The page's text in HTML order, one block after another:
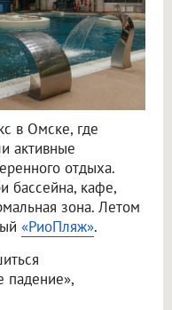
в Омске, где
активные
отдыха.
бассейна, кафе,
зона. Летом
«РиоПляж».
падение»,